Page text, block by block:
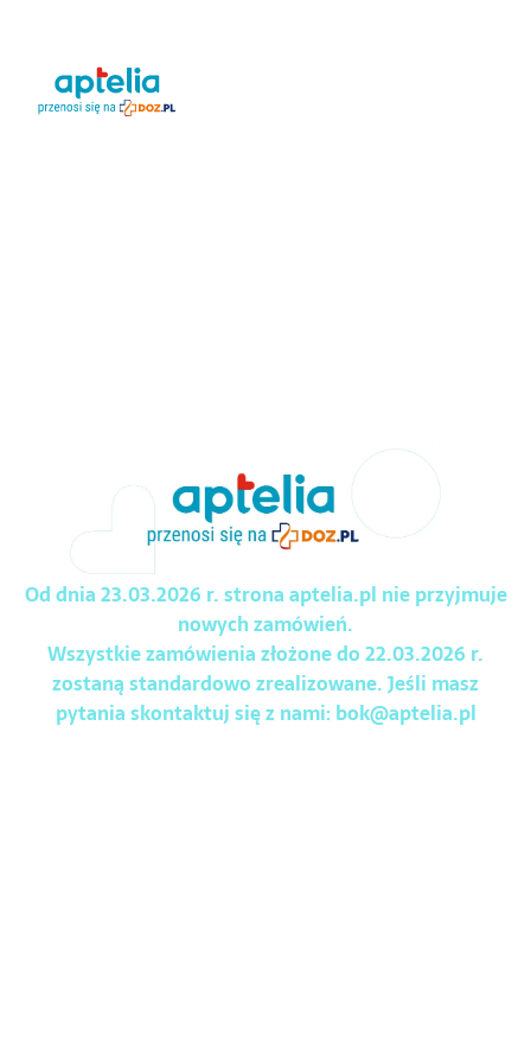
Od dnia 23.03.2026 r. strona aptelia.pl nie przyjmuje
nowych zamówień.
Wszystkie zamówienia złożone do 22.03.2026 r.
zostaną standardowo zrealizowane. Jeśli masz
pytania skontaktuj się z nami:bok@aptelia.pl